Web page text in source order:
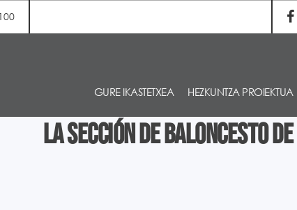
GURE IKASTETXEA HEZKUNTZA PROIEKTUA
La sección de baloncesto